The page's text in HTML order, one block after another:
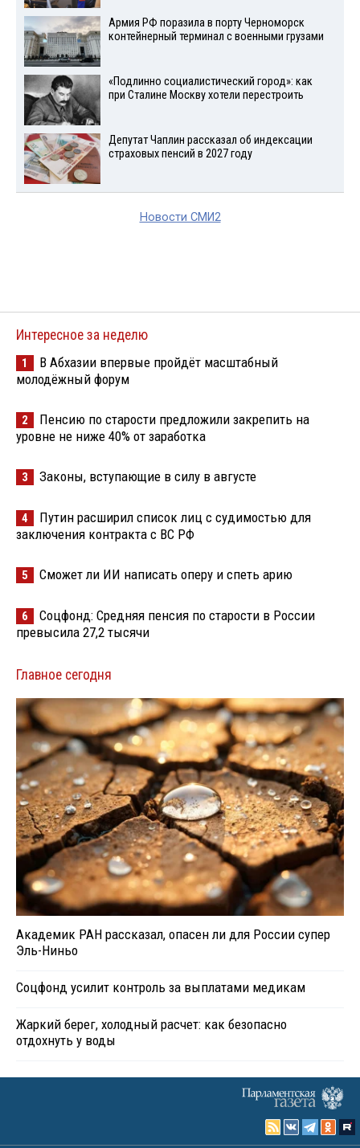
Армия РФ поразила в порту Черноморск
контейнерный терминал с военными грузами
«Подлинно социалистический город»: как
при Сталине Москву хотели перестроить
Депутат Чаплин рассказал об индексации
страховых пенсий в 2027 году
Новости СМИ2
Интересное за неделю
1
В Абхазии впервые пройдёт масштабный
молодёжный форум
2
Пенсию по старости предложили закрепить на
уровне не ниже 40% от заработка
3 Законы, вступающие в силу в августе
4
Путин расширил список лиц с судимостью для
заключения контракта с ВС РФ
5 Сможет ли ИИ написать оперу и спеть арию
6
Соцфонд: Средняя пенсия по старости в России
превысила 27,2 тысячи
Главное сегодня
Академик РАН рассказал, опасен ли для России супер
Эль-Ниньо
Соцфонд усилит контроль за выплатами медикам
Жаркий берег, холодный расчет: как безопасно
отдохнуть у воды